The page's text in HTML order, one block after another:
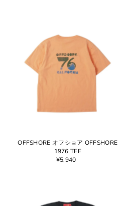
OFFSHORE オフショア OFFSHORE
1976 TEE
¥5,940